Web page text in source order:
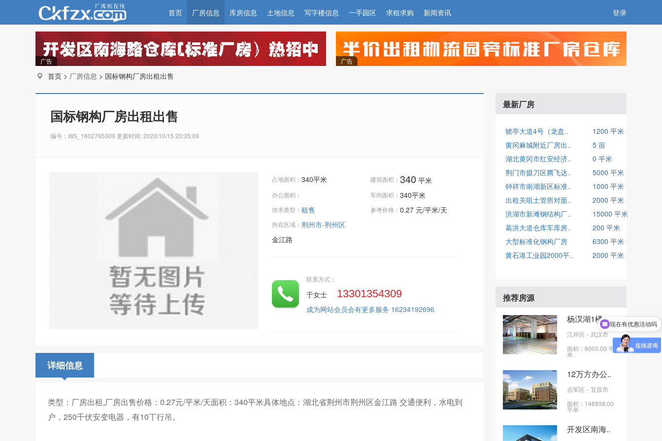
首页 厂房信息 库房信息 土地信息 写字楼信息 一手园区 求租求购 新闻资讯 登录
广告 广告
首页 > 厂房信息 > 国标钢构厂房出租出售
国标钢构厂房出租出售
编号：WS_1602765309 更新时间: 2020/10/15 20:35:09
占地面积： 340平米 建筑面积： 340 平米
办公面积： 车间面积： 340平米
供求类型： 租售 参考价格： 0.27 元/平米/天
所在区域： 荆州市-荆州区
金江路
联系方式：
于女士 13301354309
成为网站会员会有更多服务 16234192696
详细信息
类型：厂房出租,厂房出售价格：0.27元/平米/天面积：340平米具体地点：湖北省荆州市荆州区金江路 交通便利，水电到
户，250千伏安变电器，有10丅行​‌‌吊。
最新厂房
猇亭大道4号（龙盘..
1200 平米
黄冈麻城附近厂房出..
5 亩
湖北黄冈市红安经济..
0 平米
荆门市掇刀区腾飞达..
5000 平米
钟祥市南湖新区标准..
1000 平米
出租关咀土管所对面..
2000 平米
洪湖市新滩钢结构厂..
15000 平米
葛洪大道仓库车库房..
200 平米
大型标准化钢构厂房
6300 平米
黄石港工业园2000平..
2000 平米
推荐房源
杨汊湖1楼..
江岸区 －武汉市
面积：8000.00 平
米
12万方办公..
点军区 －宜昌市
面积：146938.00
平米
开发区南海..
现在有优惠活动吗